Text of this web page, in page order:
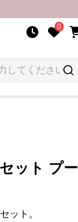
0
ット プー
ット。